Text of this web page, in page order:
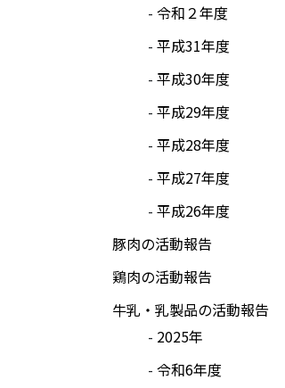
令和２年度
平成31年度
平成30年度
平成29年度
平成28年度
平成27年度
平成26年度
豚肉の活動報告
鶏肉の活動報告
牛乳・乳製品の活動報告
2025年
令和6年度